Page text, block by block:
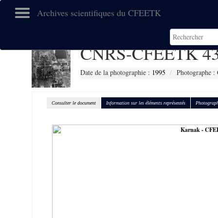
Archives scientifiques du CFEETK
CNRS-CFEETK
Date de la photographie : 1995 Photographe :
Consulter le document Information sur les éléments représentés